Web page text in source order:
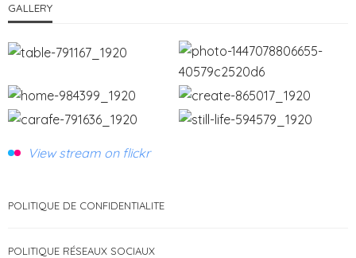
GALLERY
View stream on flickr
POLITIQUE DE CONFIDENTIALITE
POLITIQUE RÉSEAUX SOCIAUX